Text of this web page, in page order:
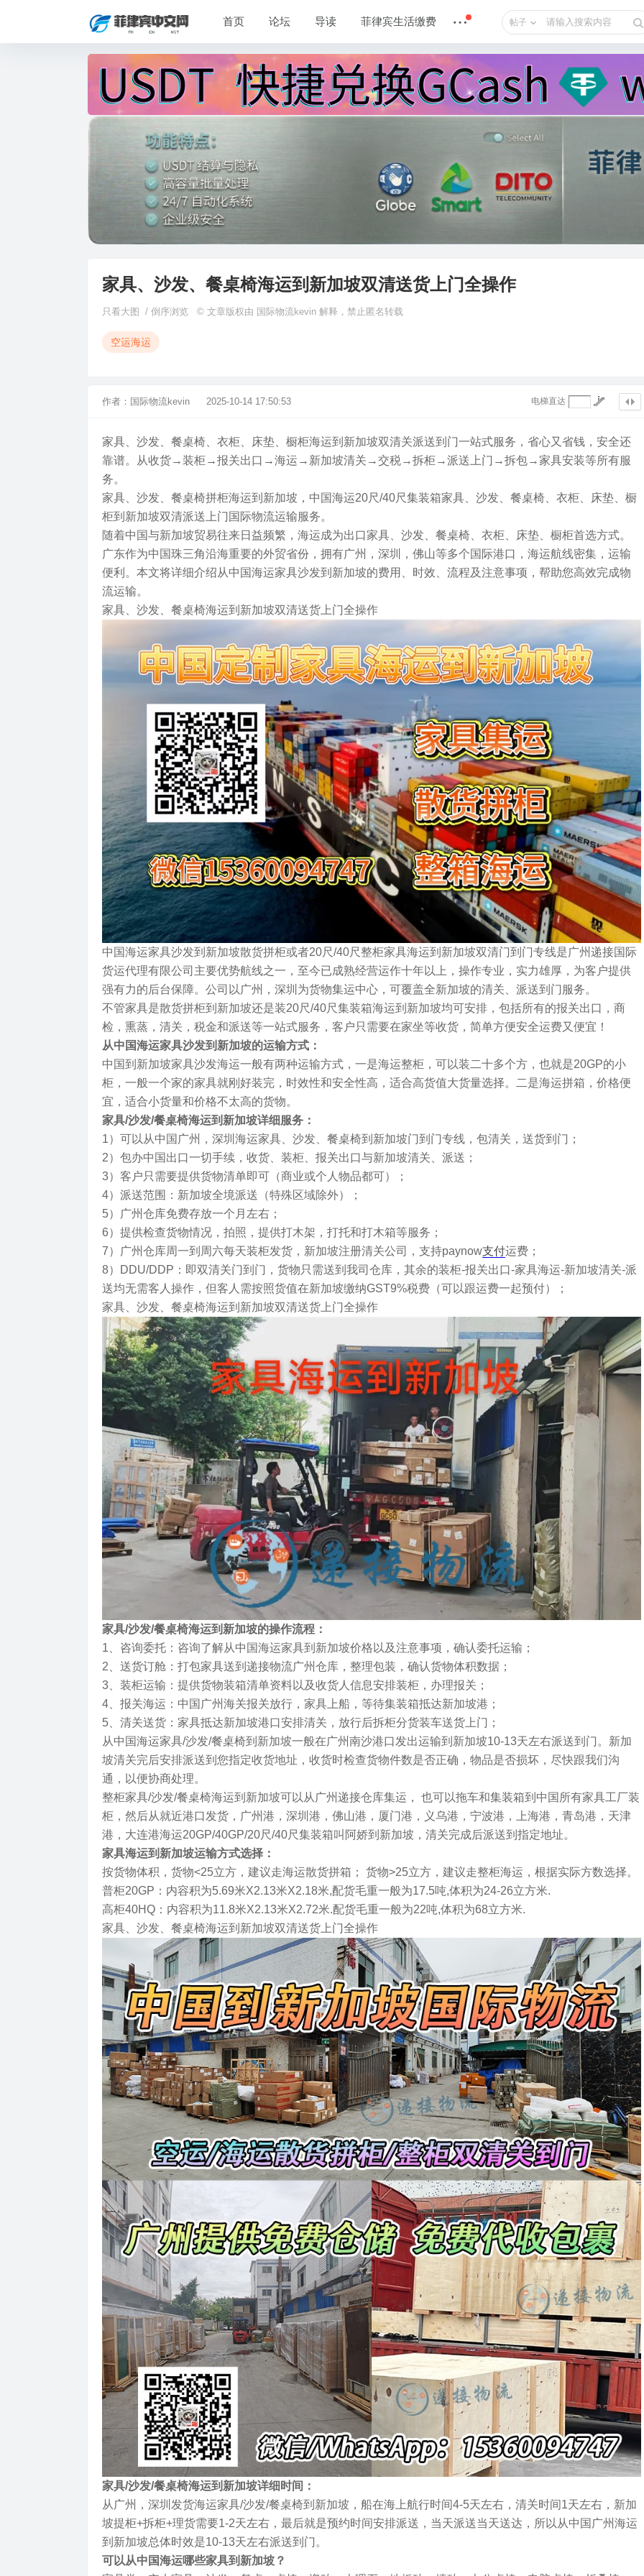
首页 论坛 导读 菲律宾生活缴费 帖子
家具、沙发、餐桌椅海运到新加坡双清送货上门全操作
只看大图 / 倒序浏览 © 文章版权由 国际物流kevin 解释，禁止匿名转载
空运海运
作者： 国际物流kevin 2025-10-14 17:50:53 电梯直达
家具、沙发、餐桌椅、衣柜、床垫、橱柜海运到新加坡双清关派送到门一站式服务，省心又省钱，安全还
靠谱。从收货→装柜→报关出口→海运→新加坡清关→交税→拆柜→派送上门→拆包→家具安装等所有服
务。
家具、沙发、餐桌椅拼柜海运到新加坡，中国海运20尺/40尺集装箱家具、沙发、餐桌椅、衣柜、床垫、橱
柜到新加坡双清派送上门国际物流运输服务。
随着中国与新加坡贸易往来日益频繁，海运成为出口家具、沙发、餐桌椅、衣柜、床垫、橱柜首选方式。
广东作为中国珠三角沿海重要的外贸省份，拥有广州，深圳，佛山等多个国际港口，海运航线密集，运输
便利。本文将详细介绍从中国海运家具沙发到新加坡的费用、时效、流程及注意事项，帮助您高效完成物
流运输。
家具、沙发、餐桌椅海运到新加坡双清送货上门全操作
中国海运家具沙发到新加坡散货拼柜或者20尺/40尺整柜家具海运到新加坡双清门到门专线是广州递接国际
货运代理有限公司主要优势航线之一，至今已成熟经营运作十年以上，操作专业，实力雄厚，为客户提供
强有力的后台保障。公司以广州，深圳为货物集运中心，可覆盖全新加坡的清关、派送到门服务。
不管家具是散货拼柜到新加坡还是装20尺/40尺集装箱海运到新加坡均可安排，包括所有的报关出口，商
检，熏蒸，清关，税金和派送等一站式服务，客户只需要在家坐等收货，简单方便安全运费又便宜！
从中国海运家具沙发到新加坡的运输方式：
中国到新加坡家具沙发海运一般有两种运输方式，一是海运整柜，可以装二十多个方，也就是20GP的小
柜，一般一个家的家具就刚好装完，时效性和安全性高，适合高货值大货量选择。二是海运拼箱，价格便
宜，适合小货量和价格不太高的货物。
家具/沙发/餐桌椅海运到新加坡详细服务：
1）可以从中国广州，深圳海运家具、沙发、餐桌椅到新加坡门到门专线，包清关，送货到门；
2）包办中国出口一切手续，收货、装柜、报关出口与新加坡清关、派送；
3）客户只需要提供货物清单即可（商业或个人物品都可）；
4）派送范围：新加坡全境派送（特殊区域除外）；
5）广州仓库免费存放一个月左右；
6）提供检查货物情况，拍照，提供打木架，打托和打木箱等服务；
7）广州仓库周一到周六每天装柜发货，新加坡注册清关公司，支持paynow支付运费；
8）DDU/DDP：即双清关门到门，货物只需送到我司仓库，其余的装柜-报关出口-家具海运-新加坡清关-派
送均无需客人操作，但客人需按照货值在新加坡缴纳GST9%税费（可以跟运费一起预付）；
家具、沙发、餐桌椅海运到新加坡双清送货上门全操作
家具/沙发/餐桌椅海运到新加坡的操作流程：
1、咨询委托：咨询了解从中国海运家具到新加坡价格以及注意事项，确认委托运输；
2、送货订舱：打包家具送到递接物流广州仓库，整理包装，确认货物体积数据；
3、装柜运输：提供货物装箱清单资料以及收货人信息安排装柜，办理报关；
4、报关海运：中国广州海关报关放行，家具上船，等待集装箱抵达新加坡港；
5、清关送货：家具抵达新加坡港口安排清关，放行后拆柜分货装车送货上门；
从中国海运家具/沙发/餐桌椅到新加坡一般在广州南沙港口发出运输到新加坡10-13天左右派送到门。新加
坡清关完后安排派送到您指定收货地址，收货时检查货物件数是否正确，物品是否损坏，尽快跟我们沟
通，以便协商处理。
整柜家具/沙发/餐桌椅海运到新加坡可以从广州递接仓库集运， 也可以拖车和集装箱到中国所有家具工厂装
柜，然后从就近港口发货，广州港，深圳港，佛山港，厦门港，义乌港，宁波港，上海港，青岛港，天津
港，大连港海运20GP/40GP/20尺/40尺集装箱叫阿娇到新加坡，清关完成后派送到指定地址。
家具海运到新加坡运输方式选择：
按货物体积，货物<25立方，建议走海运散货拼箱； 货物>25立方，建议走整柜海运，根据实际方数选择。
普柜20GP：内容积为5.69米X2.13米X2.18米,配货毛重一般为17.5吨,体积为24-26立方米.
高柜40HQ：内容积为11.8米X2.13米X2.72米.配货毛重一般为22吨,体积为68立方米.
家具、沙发、餐桌椅海运到新加坡双清送货上门全操作
家具/沙发/餐桌椅海运到新加坡详细时间：
从广州，深圳发货海运家具/沙发/餐桌椅到新加坡，船在海上航行时间4-5天左右，清关时间1天左右，新加
坡提柜+拆柜+理货需要1-2天左右，最后就是预约时间安排派送，当天派送当天送达，所以从中国广州海运
到新加坡总体时效是10-13天左右派送到门。
可以从中国海运哪些家具到新加坡？